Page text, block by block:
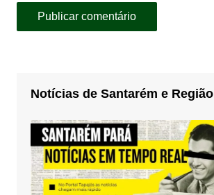
Notícias de Santarém e Região